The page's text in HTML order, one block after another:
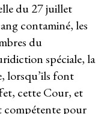
du 27 juillet
contaminé, les
du
spéciale, la
lorsqu’ils font
cette Cour, et
compétente pour